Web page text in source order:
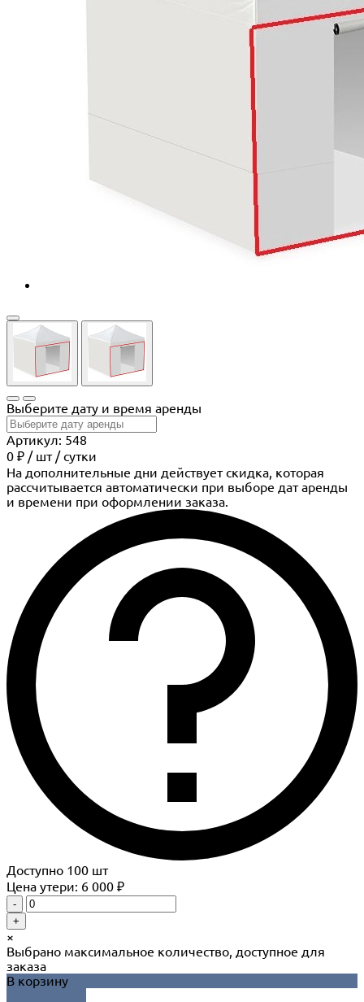
Выберите дату и время аренды
Артикул: 548
0 ₽ / шт / сутки
На дополнительные дни действует скидка, которая
рассчитывается автоматически при выборе дат аренды
и времени при оформлении заказа.
Доступно 100 шт
Цена утери: 6 000 ₽
-
+
×
Выбрано максимальное количество, доступное для
заказа
В корзину